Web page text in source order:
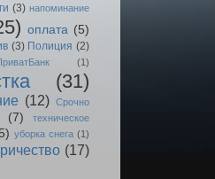
(3) напоминание
оплата (5)
(3) Полиция (2)
(1)
(31)
(12) Срочно
(7)
техническое
уборка снега (1)
(17)